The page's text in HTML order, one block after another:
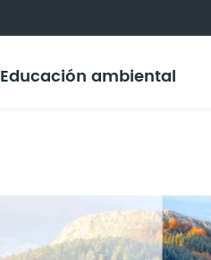
Educación ambiental